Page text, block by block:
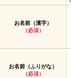
お名前（漢字）
（必須）
お名前（ふりがな）
（必須）